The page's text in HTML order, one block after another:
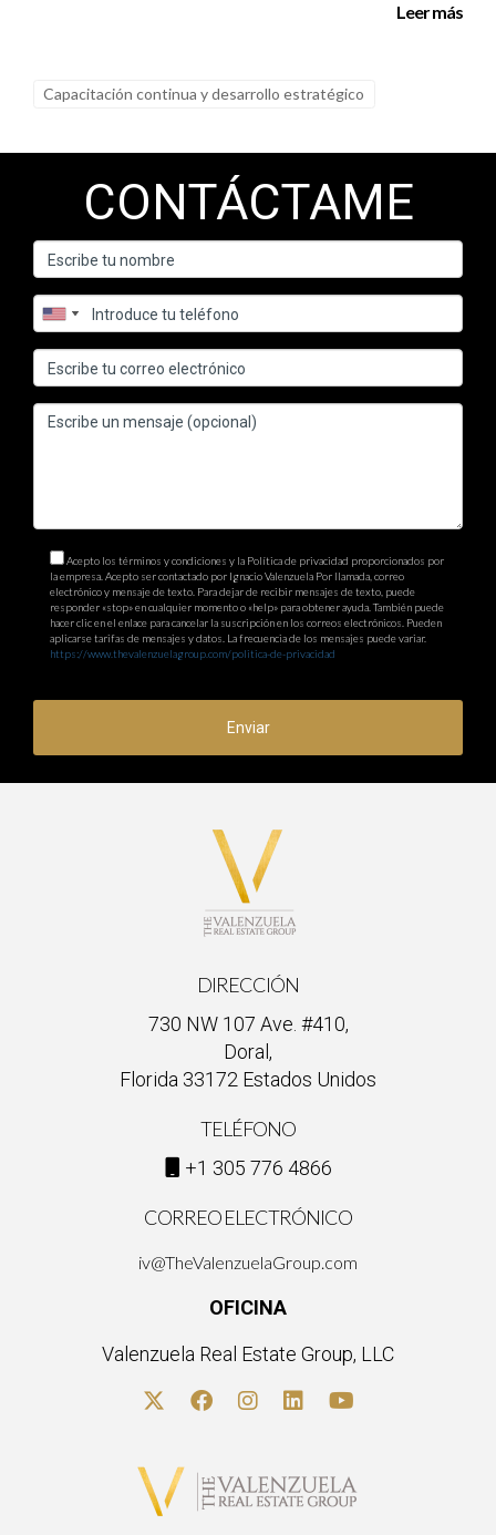
Leer más
Capacitación continua y desarrollo estratégico
CONTÁCTAME
Acepto los términos y condiciones y la Política de privacidad proporcionados por
la empresa. Acepto ser contactado por Ignacio Valenzuela Por llamada, correo
electrónico y mensaje de texto. Para dejar de recibir mensajes de texto, puede
responder «stop» en cualquier momento o «help» para obtener ayuda. También puede
hacer clic en el enlace para cancelar la suscripción en los correos electrónicos. Pueden
aplicarse tarifas de mensajes y datos. La frecuencia de los mensajes puede variar.
https://www.thevalenzuelagroup.com/politica-de-privacidad
Enviar
DIRECCIÓN
730 NW 107 Ave. #410,
Doral,
Florida 33172 Estados Unidos
TELÉFONO
+1 305 776 4866
CORREO ELECTRÓNICO
iv@TheValenzuelaGroup.com
OFICINA
Valenzuela Real Estate Group, LLC